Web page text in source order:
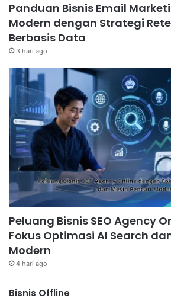
Panduan Bisnis Email
Modern dengan Strategi
Berbasis Data
3 hari ago
Peluang Bisnis SEO Agency
Fokus Optimasi AI Search
Modern
4 hari ago
Bisnis Offline